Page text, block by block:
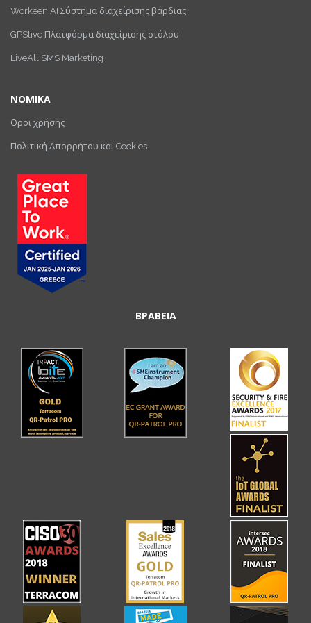
Workeen AI Σύστημα διαχείρισης βάρδιας
GPSlive Πλατφόρμα διαχείρισης στόλου
LiveAll SMS Marketing
ΝΟΜΙΚΑ
Οροι χρήσης
Πολιτική Απορρήτου και Cookies
ΒΡΑΒΕΙΑ